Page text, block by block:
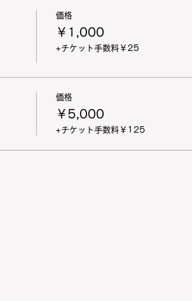
価格
￥1,000
+チケット手数料￥25
価格
￥5,000
+チケット手数料￥125